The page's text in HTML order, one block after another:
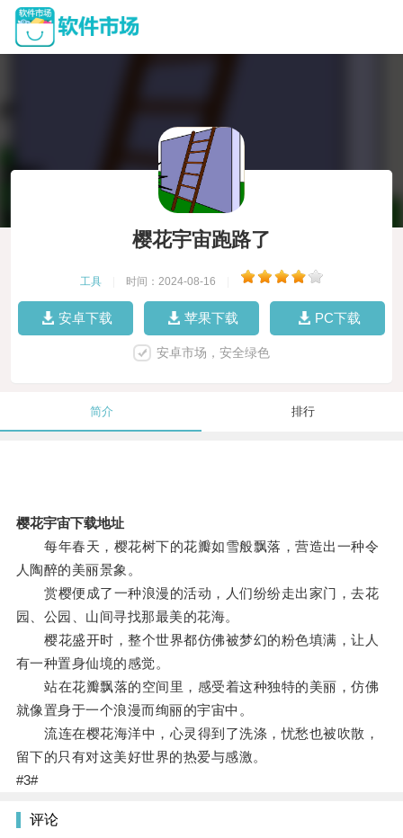
樱花宇宙跑路了
工具 时间：2024-08-16
安卓下载 苹果下载 PC下载
安卓市场，安全绿色
简介 排行
樱花宇宙下载地址
每年春天，樱花树下的花瓣如雪般飘落，营造出一种令
人陶醉的美丽景象。
赏樱便成了一种浪漫的活动，人们纷纷走出家门，去花
园、公园、山间寻找那最美的花海。
樱花盛开时，整个世界都仿佛被梦幻的粉色填满，让人
有一种置身仙境的感觉。
站在花瓣飘落的空间里，感受着这种独特的美丽，仿佛
就像置身于一个浪漫而绚丽的宇宙中。
流连在樱花海洋中，心灵得到了洗涤，忧愁也被吹散，
留下的只有对这美好世界的热爱与感激。
#3#
评论